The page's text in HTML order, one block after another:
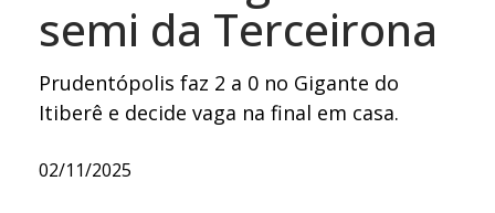
semi da Terceirona
Prudentópolis faz 2 a 0 no Gigante do
Itiberê e decide vaga na final em casa.
02/11/2025